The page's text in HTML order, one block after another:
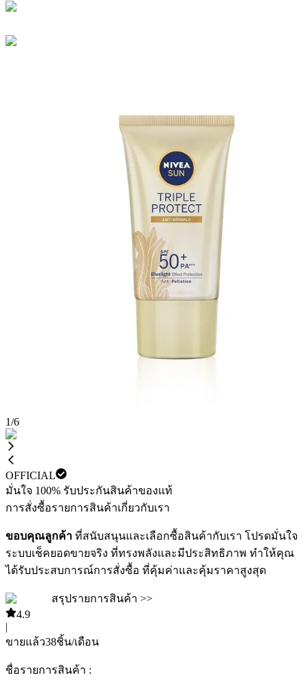
1/6
OFFICIAL
มั่นใจ 100% รับประกันสินค้าของแท้
การสั่งซื้อรายการสินค้าเกี่ยวกับเรา
ขอบคุณลูกค้า ที่สนับสนุนและเลือกซื้อสินค้ากับเรา โปรดมั่นใจ
ระบบเช็คยอดขายจริง ที่ทรงพลังและมีประสิทธิภาพ ทำให้คุณ
ได้รับประสบการณ์การสั่งซื้อ ที่คุ้มค่าและคุ้มราคาสูงสุด
สรุปรายการสินค้า >>
4.9
|
ขายแล้ว38ชิ้น/เดือน
ชื่อรายการสินค้า :